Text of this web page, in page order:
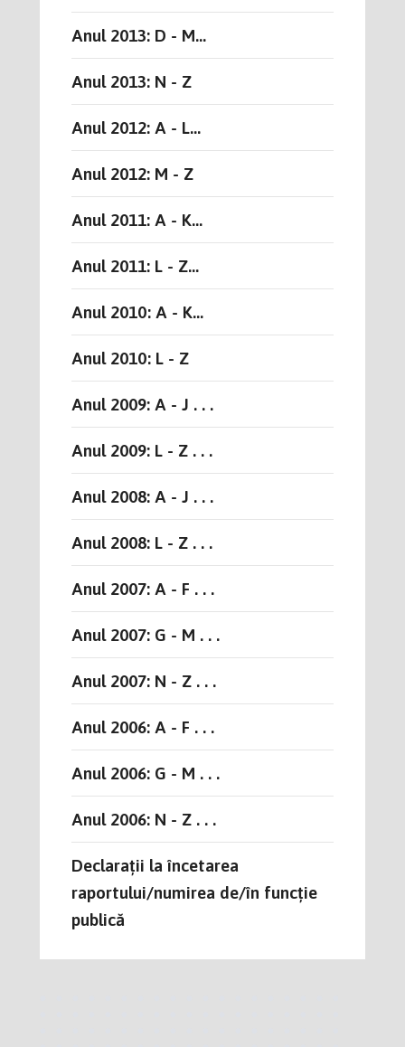
Anul 2013: D - M...
Anul 2013: N - Z
Anul 2012: A - L...
Anul 2012: M - Z
Anul 2011: A - K...
Anul 2011: L - Z...
Anul 2010: A - K...
Anul 2010: L - Z
Anul 2009: A - J . . .
Anul 2009: L - Z . . .
Anul 2008: A - J . . .
Anul 2008: L - Z . . .
Anul 2007: A - F . . .
Anul 2007: G - M . . .
Anul 2007: N - Z . . .
Anul 2006: A - F . . .
Anul 2006: G - M . . .
Anul 2006: N - Z . . .
Declarații la încetarea
raportului/numirea de/în funcție
publică